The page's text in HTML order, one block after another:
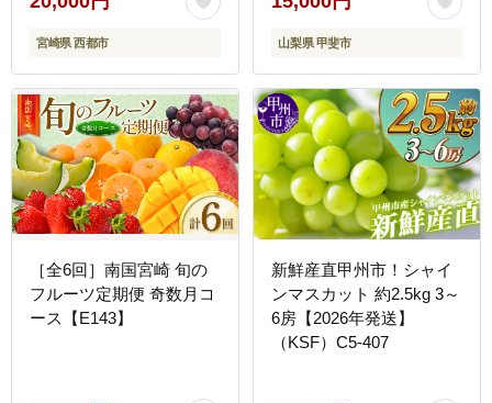
宮崎県 西都市
答 ギフト お取り寄せ フ
ルーツ 果物 くだもの ぶ
どう ブドウ 葡萄 新鮮 甘
い 皮ごと 甲斐市
山梨県 甲斐市
［全6回］南国宮崎 旬の
フルーツ定期便 奇数月コ
ース【E143】
新鮮産直甲州市！シャイ
ンマスカット 約2.5kg 3～
6房【2026年発送】
（KSF）C5-407